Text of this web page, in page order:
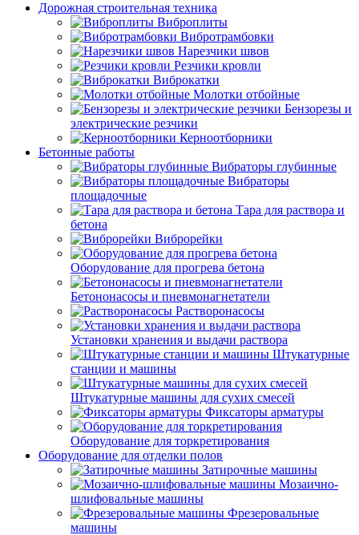
Дорожная строительная техника
Виброплиты
Вибротрамбовки
Нарезчики швов
Резчики кровли
Виброкатки
Молотки отбойные
Бензорезы и
электрические резчики
Керноотборники
Бетонные работы
Вибраторы глубинные
Вибраторы
площадочные
Тара для раствора и
бетона
Виброрейки
Оборудование для прогрева бетона
Бетононасосы и пневмонагнетатели
Растворонасосы
Установки хранения и выдачи раствора
Штукатурные
станции и машины
Штукатурные машины для сухих смесей
Фиксаторы арматуры
Оборудование для торкретирования
Оборудование для отделки полов
Затирочные машины
Мозаично-
шлифовальные машины
Фрезеровальные
машины